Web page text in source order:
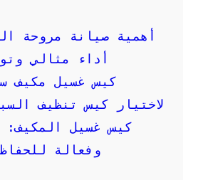
ي
ة
أهمية صيانة مروحة
أداء مثالي
كيس غسيل مكيف
لاختيار كيس تنظيف
كيس غسيل المكيف:
وفعالة